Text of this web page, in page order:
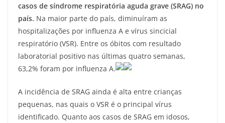
casos de síndrome respiratória aguda grave (SRAG) no
país. Na maior parte do país, diminuíram as
hospitalizações por influenza A e vírus sincicial
respiratório (VSR). Entre os óbitos com resultado
laboratorial positivo nas últimas quatro semanas,
63,2% foram por influenza A.
A incidência de SRAG ainda é alta entre crianças
pequenas, nas quais o VSR é o principal vírus
identificado. Quanto aos casos de SRAG em idosos,